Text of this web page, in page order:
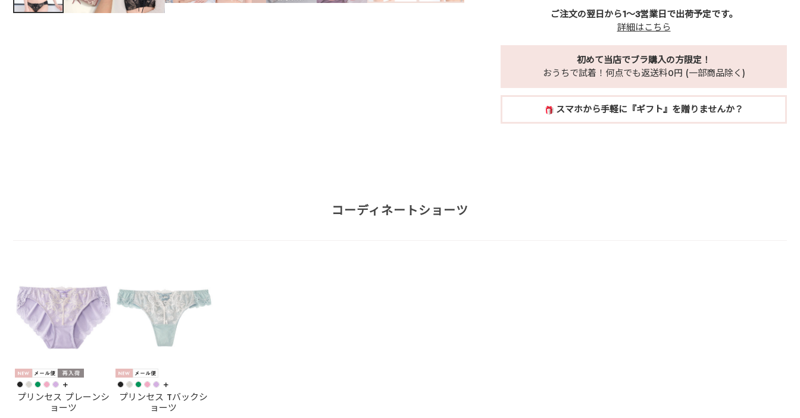
ご注文の翌日から1～3営業日で出荷予定です。
詳細はこちら
初めて当店でブラ購入の方限定！
おうちで試着！何点でも返送料0円 (一部商品除く)
スマホから手軽に『ギフト』を贈りませんか？
コーディネートショーツ
+
プリンセス プレーンシ
ョーツ
+
プリンセス Tバックシ
ョーツ